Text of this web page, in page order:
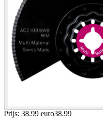
Prijs: 38.99 euro38.99